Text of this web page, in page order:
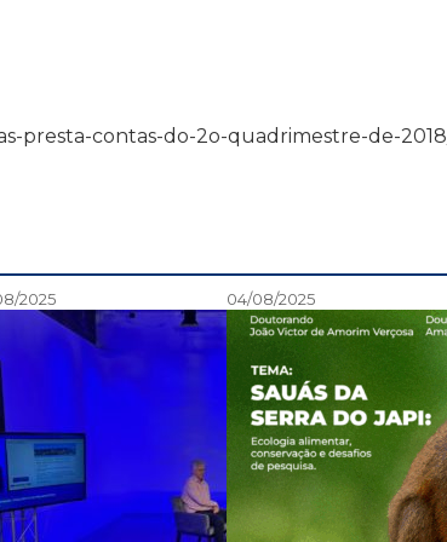
presta-contas-do-2o-quadrimestre-de-
2025 04/08/2025